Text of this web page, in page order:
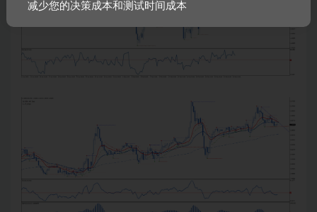
减少您的决策成本和测试时间成本